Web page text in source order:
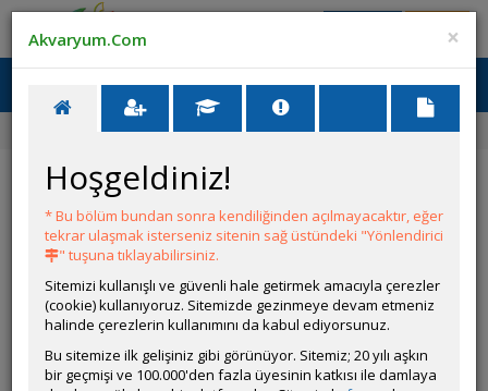
Ana Menü
Ana Sayfa
Tatlı Su Canlıları Sagittaria platyphylla
Sagittaria platyphylla
Grubun Diğer Türleri
×
Akvaryum.Com
Hoşgeldiniz!
* Bu bölüm bundan sonra kendiliğinden açılmayacaktır, eğer
tekrar ulaşmak isterseniz sitenin sağ üstündeki "Yönlendirici
" tuşuna tıklayabilirsiniz.
Sitemizi kullanışlı ve güvenli hale getirmek amacıyla çerezler
(cookie) kullanıyoruz. Sitemizde gezinmeye devam etmeniz
halinde çerezlerin kullanımını da kabul ediyorsunuz.
Bu sitemize ilk gelişiniz gibi görünüyor. Sitemiz; 20 yılı aşkın
bir geçmişi ve 100.000'den fazla üyesinin katkısı ile damlaya